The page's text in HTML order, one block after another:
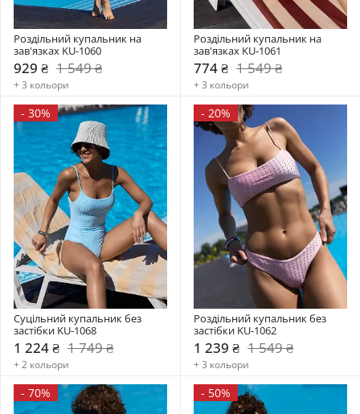
Роздільний купальник на
зав'язках KU-1060
929 ₴ 1 549 ₴
+ 3 кольори
Роздільний купальник на
зав'язках KU-1061
774 ₴ 1 549 ₴
+ 3 кольори
- 30%
Суцільний купальник без
застібки KU-1068
1 224 ₴ 1 749 ₴
+ 2 кольори
- 20%
Роздільний купальник без
застібки KU-1062
1 239 ₴ 1 549 ₴
+ 3 кольори
- 70% - 50%